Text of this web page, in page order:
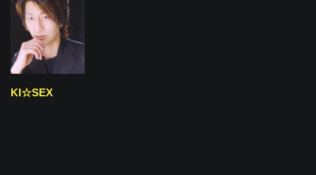
KI☆SEX